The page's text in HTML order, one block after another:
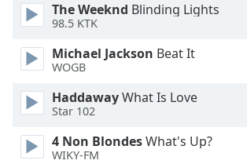
Text
Color
Opacity
Text
Background
The Weeknd Blinding Lights
98.5 KTK
Michael Jackson Beat It
WOGB
HaddawayWhat Is Love
Star 102
4 Non BlondesWhat's Up?
WIKY-FM